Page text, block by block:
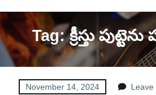
Tag: క్రీస్తు
November 14, 2024
Leave